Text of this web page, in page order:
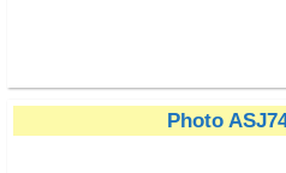
ITM SAINT
Photo